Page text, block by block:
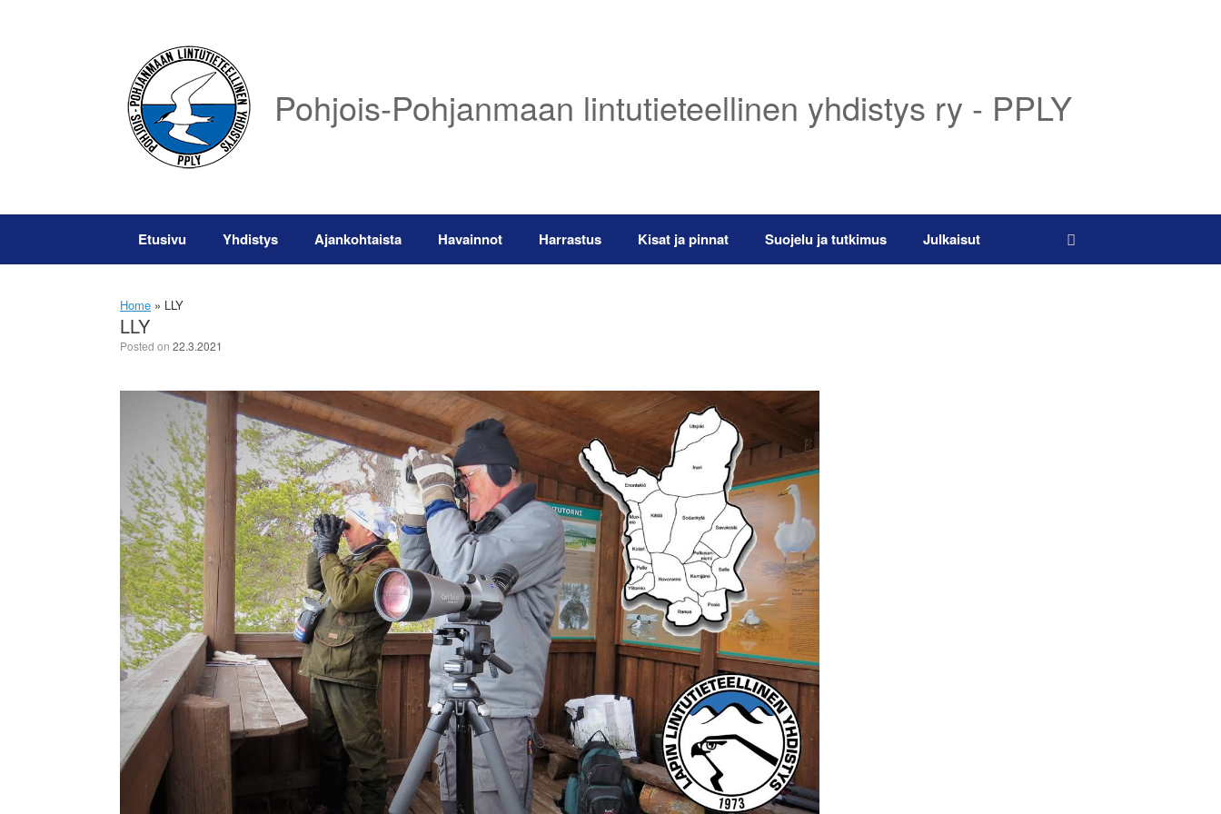
Pohjois-Pohjanmaan lintutieteellinen yhdistys ry - PPLY
Etusivu Yhdistys Ajankohtaista Havainnot Harrastus Kisat ja pinnat Suojelu ja tutkimus Julkaisut
Home » LLY
LLY
Posted on 22.3.2021